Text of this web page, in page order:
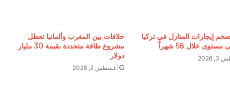
إيجارات المنازل في تركيا
خلال 58 شهراً
خلافات بين المغرب وألمانيا تعطل
مشروع طاقة متجددة بقيمة 30 مليار
دولار
أغسطس 2, 2026